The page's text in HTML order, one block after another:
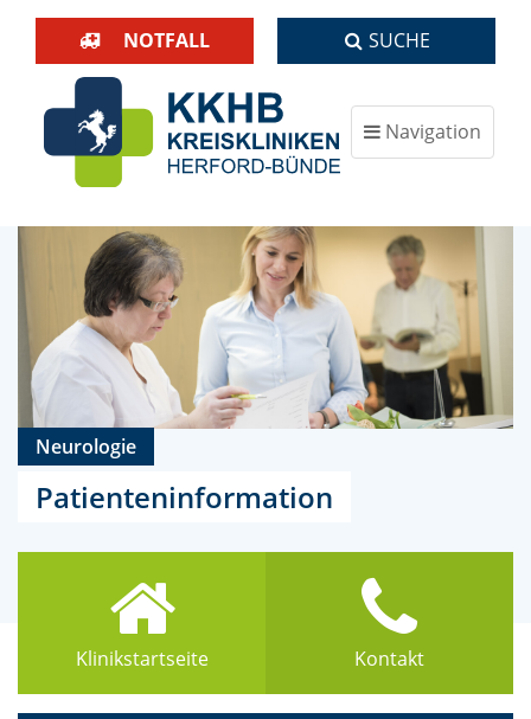
NOTFALL SUCHE
Navigation
ein-/ausblenden
Neurologie
Patienteninformation
Klinikstartseite Kontakt